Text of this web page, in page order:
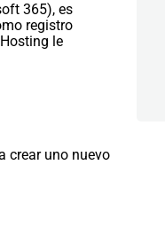
365), es
registro
le
crear uno nuevo